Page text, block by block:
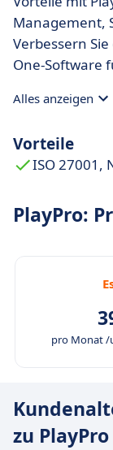
Management,
Verbessern
One-Software
Alles anzeigen
Vorteile
ISO 27001,
PlayPro:
pro Monat /
zu PlayPro